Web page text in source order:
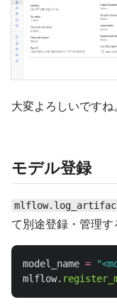
大変よろしいですね。
モデル登録
て別途登録・管理す
model_name = "
mlflow.